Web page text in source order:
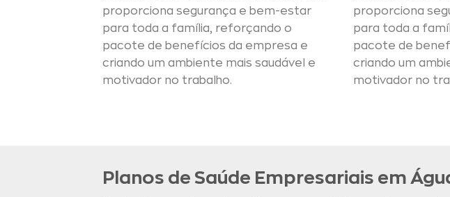
proporciona segurança e bem-estar
para toda a família, reforçando o
pacote de benefícios da empresa e
criando um ambiente mais saudável e
motivador no trabalho.
proporciona
para toda a
pacote de
criando um
motivador no
Planos de Saúde Empresariais em